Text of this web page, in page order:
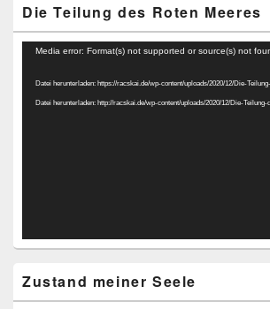
Die Teilung des Roten Meeres
Video-
Media error: Format(s) not supported or source(s) not
Datei herunterladen: https://racskai.de/wp-content/uploads/2020/12/Die-
Datei herunterladen: http://racskai.de/wp-content/uploads/2020/12/Die-
Zustand meiner Seele